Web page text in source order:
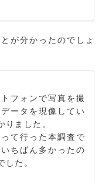
が分かったのでしょ
フォンで写真を撮
ータを現像してい
ました。
て行った本調査で
ちばん多かったの
た。